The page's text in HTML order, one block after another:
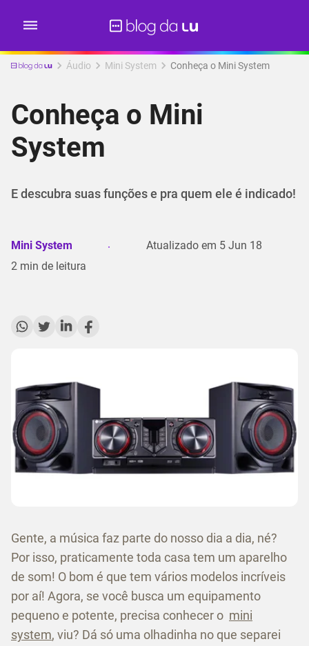
Áudio Mini System Conheça o Mini System
Conheça o Mini
System
E descubra suas funções e pra quem ele é indicado!
Mini System Atualizado em 5 Jun 18
2 min de leitura
Gente, a música faz parte do nosso dia a dia, né?
Por isso, praticamente toda casa tem um aparelho
de som! O bom é que tem vários modelos incríveis
por aí! Agora, se você busca um equipamento
pequeno e potente, precisa conhecer o mini
system, viu? Dá só uma olhadinha no que separei